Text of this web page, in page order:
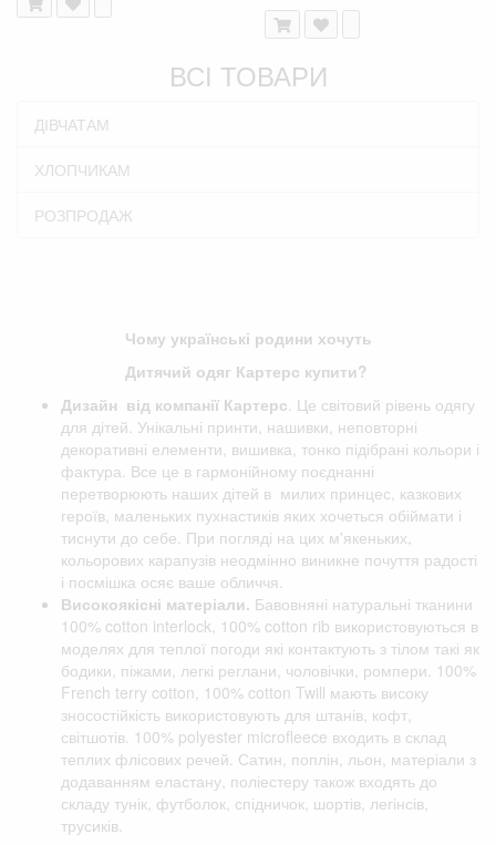
ВСІ ТОВАРИ
ДІВЧАТАМ
ХЛОПЧИКАМ
РОЗПРОДАЖ
Чому українські родини хочуть
Дитячий одяг Картерс купити?
Дизайн від компанії Картерс . Це світовий рівень одягу
для дітей. Унікальні принти, нашивки, неповторні
декоративні елементи, вишивка, тонко підібрані кольори і
фактура. Все це в гармонійному поєднанні
перетворюють наших дітей в милих принцес, казкових
героїв, маленьких пухнастиків яких хочеться обіймати і
тиснути до себе. При погляді на цих м'якеньких,
кольорових карапузів неодмінно виникне почуття радості
і посмішка осяє ваше обличчя.
Високоякісні матеріали. Бавовняні натуральні тканини
100% cotton interlock, 100% cotton rib використовуються в
моделях для теплої погоди які контактують з тілом такі як
бодики, піжами, легкі реглани, чоловічки, ромпери. 100%
French terry cotton, 100% cotton Twill мають високу
зносостійкість використовують для штанів, кофт,
світшотів. 100% polyester microfleece входить в склад
теплих флісових речей. Сатин, поплін, льон, матеріали з
додаванням еластану, поліестеру також входять до
складу тунік, футболок, спідничок, шортів, легінсів,
трусиків.